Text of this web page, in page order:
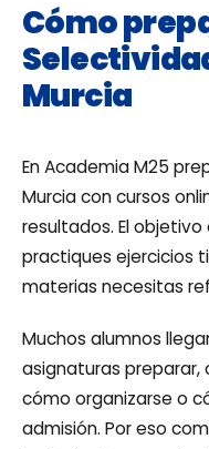
Cómo
Murcia
En Academia M25
Murcia con cursos
resultados. El
practiques ejercicios
materias necesitas
Muchos alumnos
asignaturas preparar,
cómo organizarse o
admisión. Por eso